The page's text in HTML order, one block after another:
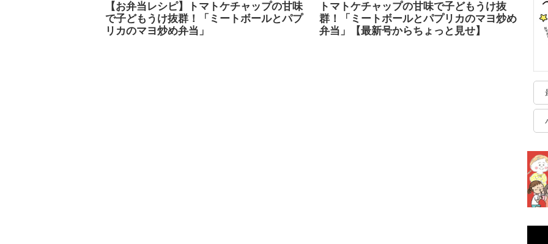
【お弁当レシピ】トマトケチャップの甘味
で子どもうけ抜群！「ミートボールとパプ
リカのマヨ炒め弁当」
トマトケチャップの甘味で子どもうけ抜
群！「ミートボールとパプリカのマヨ炒め
弁当」【最新号からちょっと見せ】